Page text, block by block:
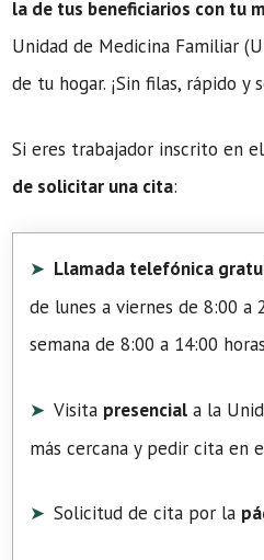
la de tus beneficiarios con tu
Unidad de Medicina Familiar
de tu hogar. ¡Sin filas, rápido y
Si eres trabajador inscrito en
de solicitar una cita:
Llamada telefónica
de lunes a viernes de 8:00 a
semana de 8:00 a 14:00
Visita presencial a la
más cercana y pedir cita en
Solicitud de cita por la